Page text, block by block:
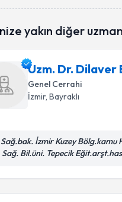
yakın diğer
Uzm. Dr. Dilaver
Genel Cerrahi
İzmir, Bayraklı
İzmir Kuzey Bölg.kamu
Bil.üni. Tepecik Eğit.arşt.has